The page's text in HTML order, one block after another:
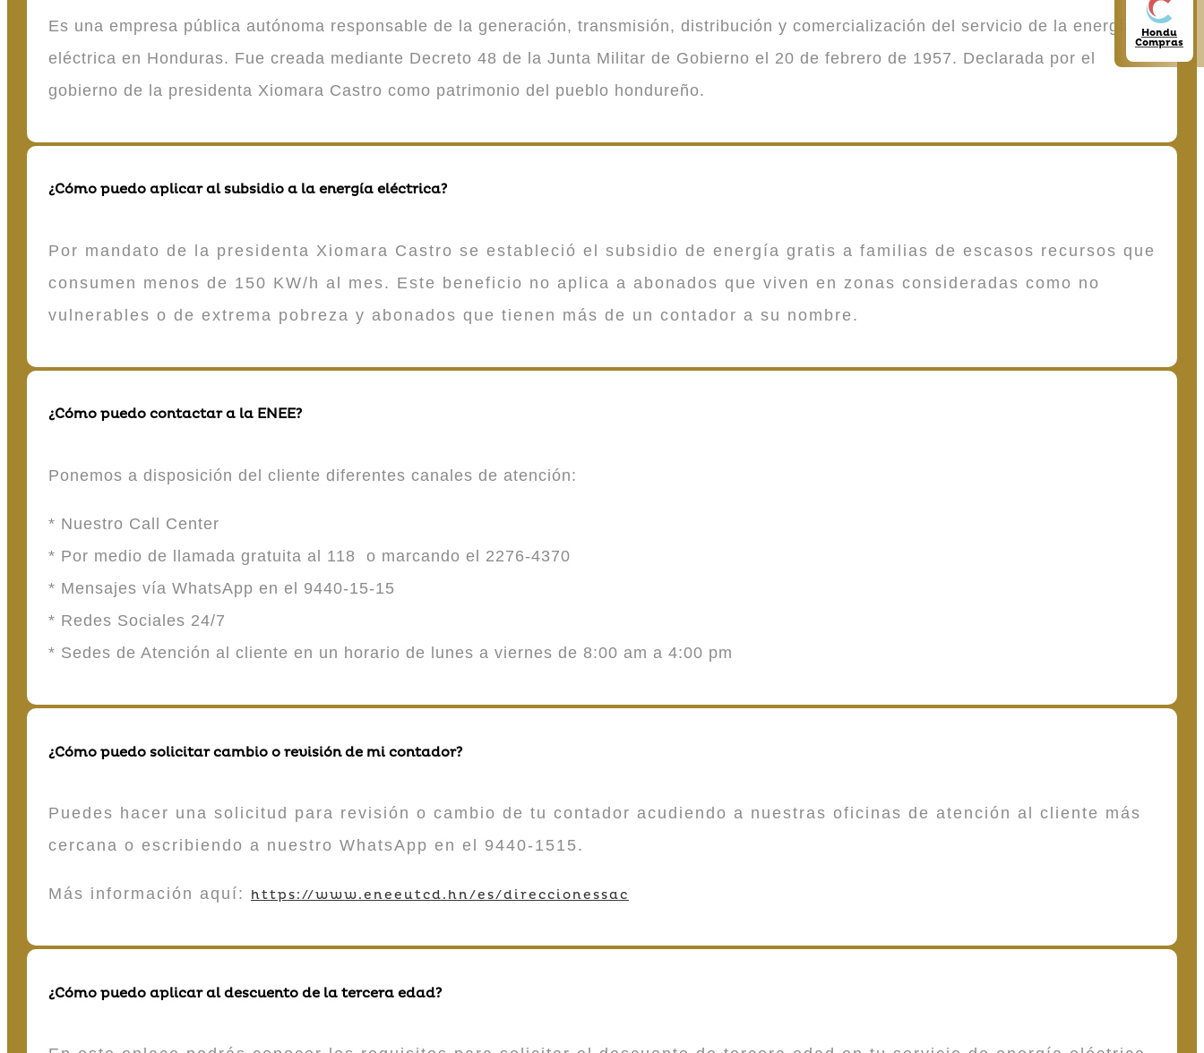
Hondu
Compras
Es una empresa pública autónoma responsable de la generación, transmisión, distribución y comercialización del servicio de la energía
eléctrica en Honduras. Fue creada mediante Decreto 48 de la Junta Militar de Gobierno el 20 de febrero de 1957. Declarada por el
gobierno de la presidenta Xiomara Castro como patrimonio del pueblo hondureño.
¿Cómo puedo aplicar al subsidio a la energía eléctrica?
Por mandato de la presidenta Xiomara Castro se estableció el subsidio de energía gratis a familias de escasos recursos que
consumen menos de 150 KW/h al mes. Este beneficio no aplica a abonados que viven en zonas consideradas como no
vulnerables o de extrema pobreza y abonados que tienen más de un contador a su nombre.
¿Cómo puedo contactar a la ENEE?
Ponemos a disposición del cliente diferentes canales de atención:
* Nuestro Call Center
* Por medio de llamada gratuita al 118 o marcando el 2276-4370
* Mensajes vía WhatsApp en el 9440-15-15
* Redes Sociales 24/7
* Sedes de Atención al cliente en un horario de lunes a viernes de 8:00 am a 4:00 pm
¿Cómo puedo solicitar cambio o revisión de mi contador?
Puedes hacer una solicitud para revisión o cambio de tu contador acudiendo a nuestras oficinas de atención al cliente más
cercana o escribiendo a nuestro WhatsApp en el 9440-1515.
Más información aquí: https://www.eneeutcd.hn/es/direccionessac
¿Cómo puedo aplicar al descuento de la tercera edad?